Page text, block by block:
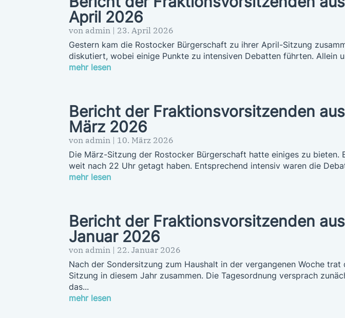
April 2026
von admin | 23. April 2026
Gestern kam die Rostocker Bürgerschaft zu ihrer April-Sitzung
diskutiert, wobei einige Punkte zu intensiven Debatten führten. Allein
mehr lesen
Bericht der Fraktionsvorsitzenden
März 2026
von admin | 10. März 2026
Die März-Sitzung der Rostocker Bürgerschaft hatte einiges zu
weit nach 22 Uhr getagt haben. Entsprechend intensiv waren die
mehr lesen
Bericht der Fraktionsvorsitzenden
Januar 2026
von admin | 22. Januar 2026
Nach der Sondersitzung zum Haushalt in der vergangenen Woche
Sitzung in diesem Jahr zusammen. Die Tagesordnung versprach
das...
mehr lesen